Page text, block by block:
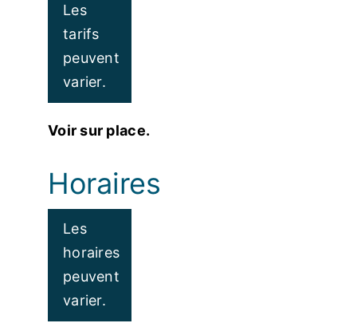
Les
tarifs
peuvent
varier.
Voir sur place.
Horaires
Les
horaires
peuvent
varier.